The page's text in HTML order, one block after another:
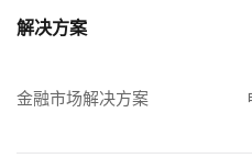
解决方案
金融市场解决方案